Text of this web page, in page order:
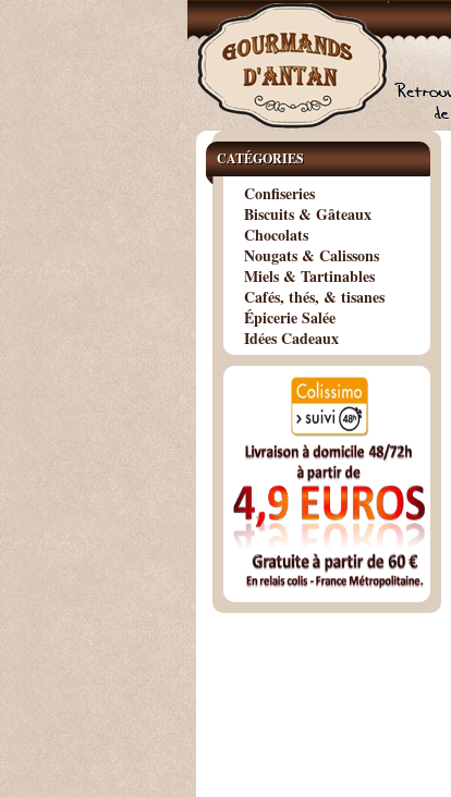
CATÉGORIES
Confiseries
Biscuits & Gâteaux
Chocolats
Nougats & Calissons
Miels & Tartinables
Cafés, thés, & tisanes
Épicerie Salée
Idées Cadeaux